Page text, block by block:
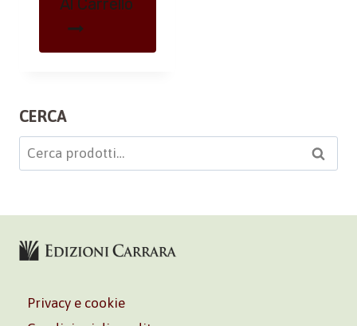
Al Carrello
CERCA
Cerca: Cerca
Privacy e cookie